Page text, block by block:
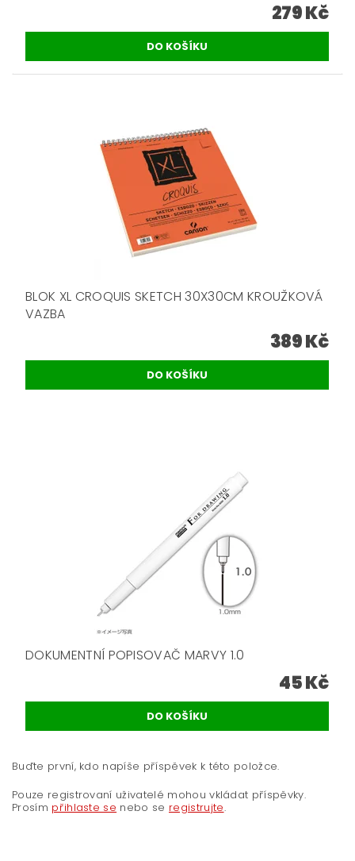
279 Kč
BLOK XL CROQUIS SKETCH 30X30CM KROUŽKOVÁ
VAZBA
389 Kč
DOKUMENTNÍ POPISOVAČ MARVY 1.0
45 Kč
Buďte první, kdo napíše příspěvek k této položce.
Pouze registrovaní uživatelé mohou vkládat příspěvky.
Prosím přihlaste se nebo se registrujte.